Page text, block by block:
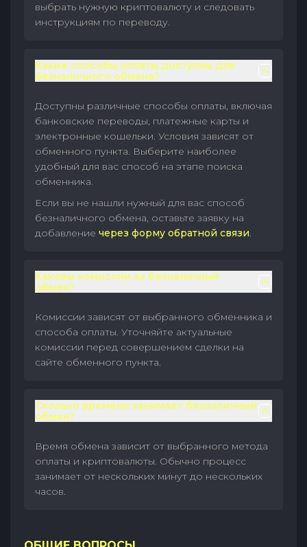
выбрать нужную криптовалюту и следовать
инструкциям по переводу.
Какие способы оплаты доступны для
безналичного обмена?
Доступны различные способы оплаты, включая
банковские переводы, платежные карты и
электронные кошельки. Условия зависят от
обменного пункта. Выберите наиболее
удобный для вас способ на этапе поиска
обменника.
Если вы не нашли нужный для вас способ
безналичного обмена, оставьте заявку на
добавление через форму обратной связи.
Каковы комиссии за безналичный
обмен?
Комиссии зависят от выбранного обменника и
способа оплаты. Уточняйте актуальные
комиссии перед совершением сделки на
сайте обменного пункта.
Сколько времени занимает безналичный
обмен?
Время обмена зависит от выбранного метода
оплаты и криптовалюты. Обычно процесс
занимает от нескольких минут до нескольких
часов.